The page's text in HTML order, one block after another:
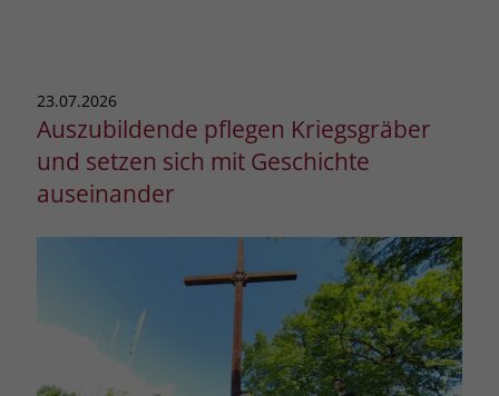
23.07.2026
Auszubildende pflegen Kriegsgräber
und setzen sich mit Geschichte
auseinander